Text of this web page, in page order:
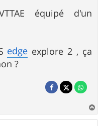
équipé d'un
edge explore 2 , ça
?
a